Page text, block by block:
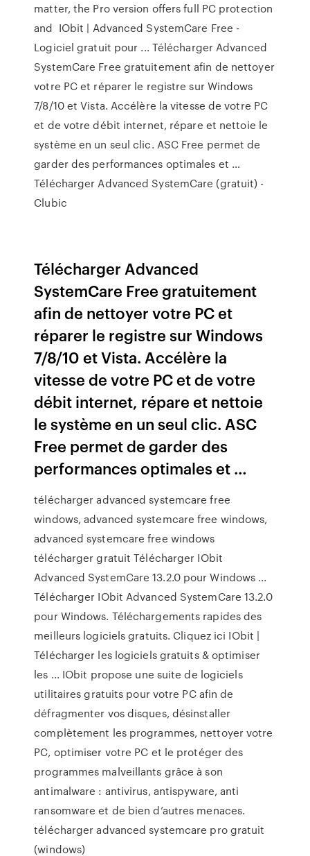
matter, the Pro version offers full PC protection
and IObit | Advanced SystemCare Free -
Logiciel gratuit pour ... Télécharger Advanced
SystemCare Free gratuitement afin de nettoyer
votre PC et réparer le registre sur Windows
7/8/10 et Vista. Accélère la vitesse de votre PC
et de votre débit internet, répare et nettoie le
système en un seul clic. ASC Free permet de
garder des performances optimales et …
Télécharger Advanced SystemCare (gratuit) -
Clubic
Télécharger Advanced
SystemCare Free gratuitement
afin de nettoyer votre PC et
réparer le registre sur Windows
7/8/10 et Vista. Accélère la
vitesse de votre PC et de votre
débit internet, répare et nettoie
le système en un seul clic. ASC
Free permet de garder des
performances optimales et …
télécharger advanced systemcare free
windows, advanced systemcare free windows,
advanced systemcare free windows
télécharger gratuit Télécharger IObit
Advanced SystemCare 13.2.0 pour Windows ...
Télécharger IObit Advanced SystemCare 13.2.0
pour Windows. Téléchargements rapides des
meilleurs logiciels gratuits. Cliquez ici IObit |
Télécharger les logiciels gratuits & optimiser
les ... IObit propose une suite de logiciels
utilitaires gratuits pour votre PC afin de
défragmenter vos disques, désinstaller
complètement les programmes, nettoyer votre
PC, optimiser votre PC et le protéger des
programmes malveillants grâce à son
antimalware : antivirus, antispyware, anti
ransomware et de bien d’autres menaces.
télécharger advanced systemcare pro gratuit
(windows)